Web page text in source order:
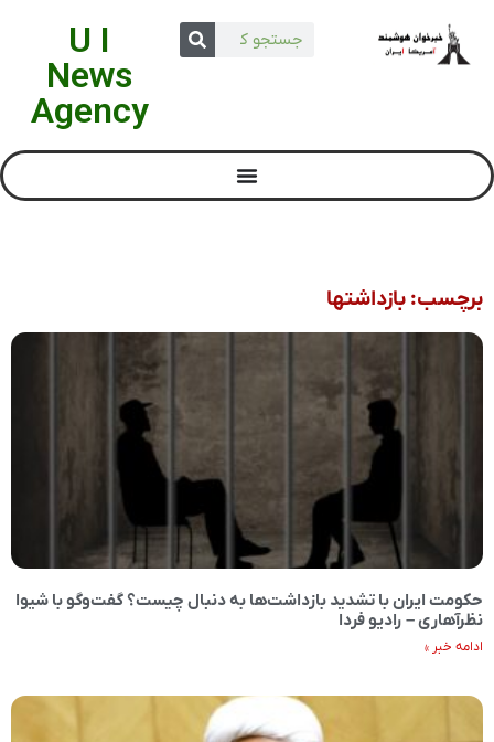
U I
News
Agency
برچسب: بازداشتها
حکومت ایران با تشدید بازداشت‌ها به دنبال چیست؟ گفت‌وگو با شیوا
نظرآهاری – رادیو فردا
ادامه خبر »